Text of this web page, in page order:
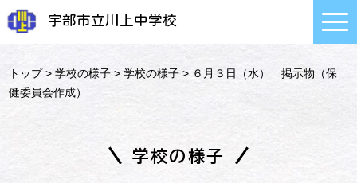
宇部市立川上中学校
トップ>学校の様子 >学校の様子 > ６月３日（水） 掲示物（保
健委員会作成）
学校の様子